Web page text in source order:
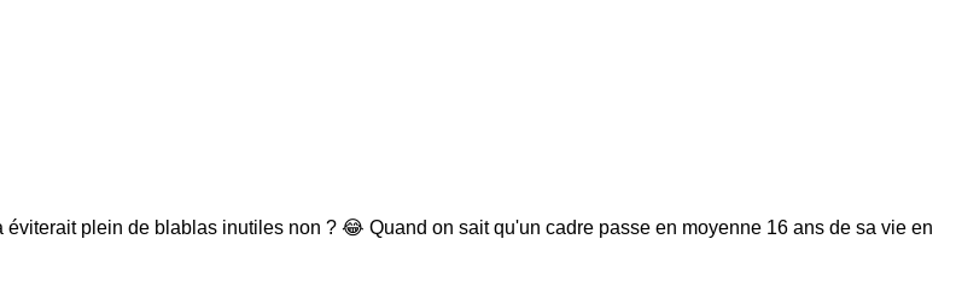
plein de blablas inutiles non ? 😂 Quand on sait qu'un cadre passe en moyenne 16 ans de sa vie en